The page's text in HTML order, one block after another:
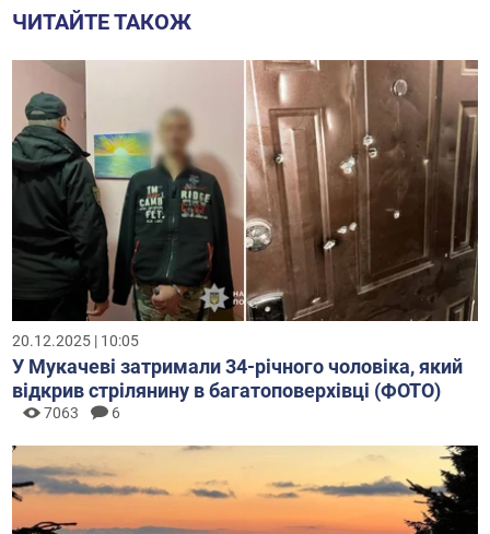
ЧИТАЙТЕ ТАКОЖ
20.12.2025 | 10:05
У Мукачеві затримали 34-річного чоловіка, який
відкрив стрілянину в багатоповерхівці (ФОТО)
7063 6